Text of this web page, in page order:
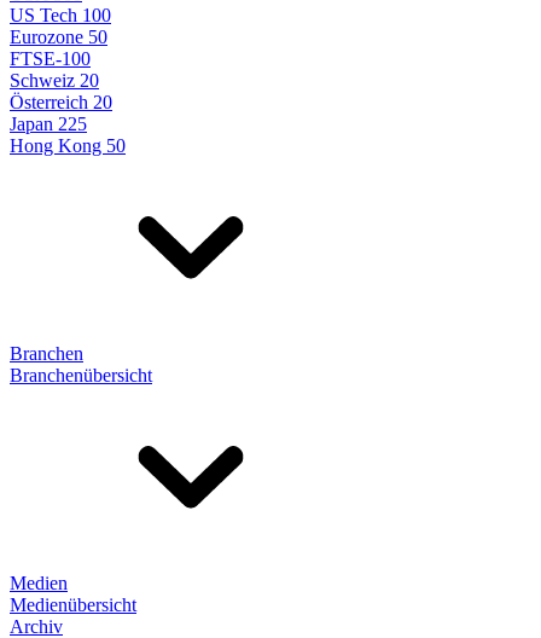
US Tech 100
Eurozone 50
FTSE-100
Schweiz 20
Österreich 20
Japan 225
Hong Kong 50
Branchen
Branchenübersicht
Medien
Medienübersicht
Archiv